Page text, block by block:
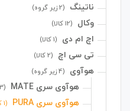
ناتینگ (2 زیر گروه)
وکال (12 کالا)
اچ ام دی (1 کالا)
تی سی اچ (2 کالا)
هوآوی (4 زیر گروه)
هوآوی سری MATE (3 کالا)
هوآوی سری PURA (1 کالا)